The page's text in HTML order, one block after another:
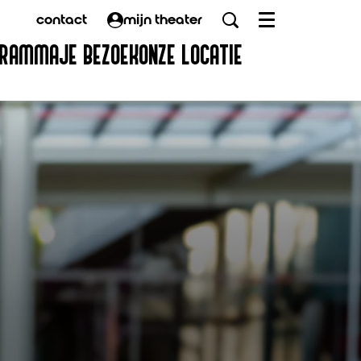
contact mijn theater
JE BEZOEK ONZE LOCATIE
Menu